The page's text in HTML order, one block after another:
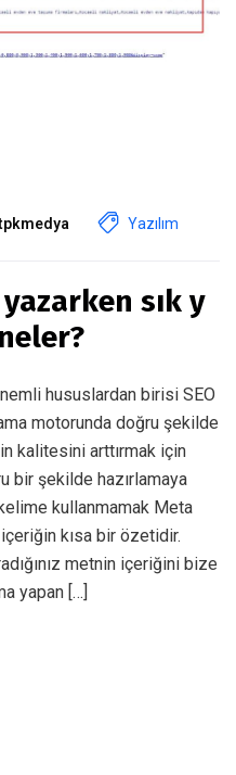
Yazılım
sık y
hususlardan birisi SEO
motorunda doğru şekilde
kalitesini arttırmak için
bir şekilde hazırlamaya
kullanmamak Meta
içeriğin kısa bir özetidir.
metnin içeriğini bize
yapan […]